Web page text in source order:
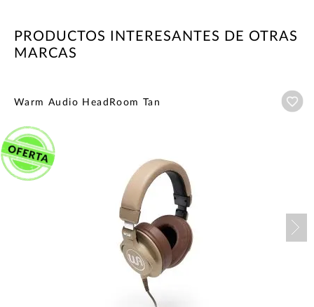
PRODUCTOS INTERESANTES DE OTRAS
MARCAS
Warm Audio HeadRoom Tan